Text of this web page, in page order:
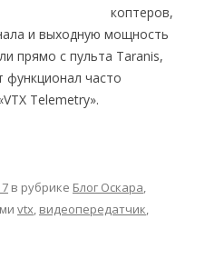
коптеров,
и выходную мощность
прямо с пульта Taranis,
функционал часто
Telemetry».
в рубрике Блог Оскара,
vtx, видеопередатчик,